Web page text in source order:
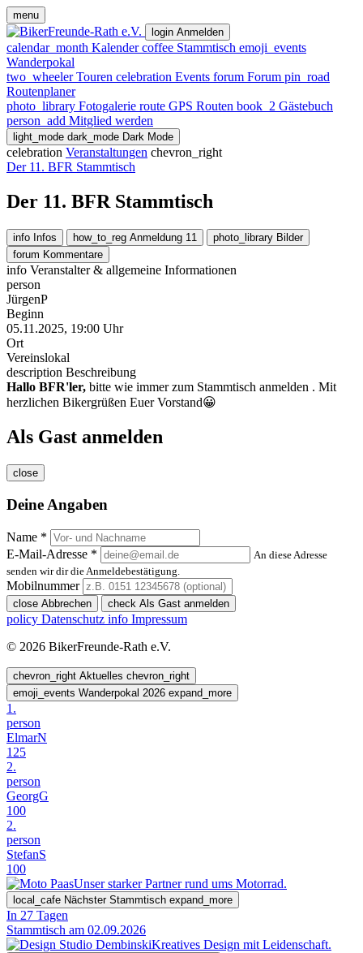
menu
login Anmelden
calendar_month Kalender coffee Stammtisch emoji_events
Wanderpokal
two_wheeler Touren celebration Events forum Forum pin_road
Routenplaner
photo_library Fotogalerie route GPS Routen book_2 Gästebuch
person_add Mitglied werden
light_mode dark_mode Dark Mode
celebration Veranstaltungen chevron_right
Der 11. BFR Stammtisch
Der 11. BFR Stammtisch
info Infos how_to_reg Anmeldung 11 photo_library Bilder
forum Kommentare
info Veranstalter & allgemeine Informationen
person
JürgenP
Beginn
05.11.2025, 19:00 Uhr
Ort
Vereinslokal
description Beschreibung
Hallo BFR'ler, bitte wie immer zum Stammtisch anmelden . Mit
herzlichen Bikergrüßen Euer Vorstand😀
Als Gast anmelden
close
Deine Angaben
Name *
E-Mail-Adresse *
An diese Adresse
senden wir dir die Anmeldebestätigung.
Mobilnummer
close Abbrechen check Als Gast anmelden
policy Datenschutz info Impressum
© 2026 BikerFreunde-Rath e.V.
chevron_right Aktuelles chevron_right
emoji_events Wanderpokal 2026 expand_more
1.
person
ElmarN
125
2.
person
GeorgG
100
2.
person
StefanS
100
Unser starker Partner rund ums Motorrad.
local_cafe Nächster Stammtisch expand_more
In 27 Tagen
Stammtisch am 02.09.2026
Kreatives Design mit Leidenschaft.